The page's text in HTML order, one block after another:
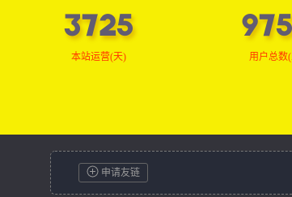
3744
本站运营(天) 用户总数
申请友链